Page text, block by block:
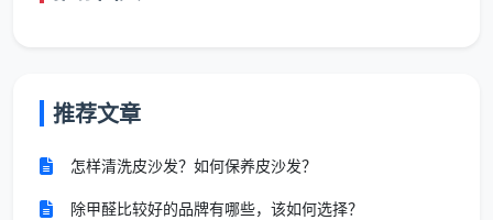
验
收
无论订单面积多大，这八步流程在天均安洁的
推荐文章
怎样清洗皮沙发？如何保养皮沙发？
除甲醛比较好的品牌有哪些，该如何选择？